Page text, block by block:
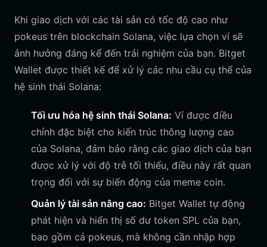
Khi giao dịch với các tài sản có tốc độ cao như
pokeus trên blockchain Solana, việc lựa chọn ví sẽ
ảnh hưởng đáng kể đến trải nghiệm của bạn. Bitget
Wallet được thiết kế để xử lý các nhu cầu cụ thể của
hệ sinh thái Solana:
Tối ưu hóa hệ sinh thái Solana: Ví được điều
chỉnh đặc biệt cho kiến trúc thông lượng cao
của Solana, đảm bảo rằng các giao dịch của bạn
được xử lý với độ trễ tối thiểu, điều này rất quan
trọng đối với sự biến động của meme coin.
Quản lý tài sản nâng cao: Bitget Wallet tự động
phát hiện và hiển thị số dư token SPL của bạn,
bao gồm cả pokeus, mà không cần nhập hợp